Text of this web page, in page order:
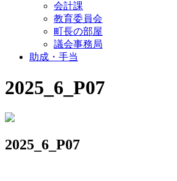
会計課
教育委員会
町長の部屋
議会事務局
助成・手当
2025_6_P07
2025_6_P07